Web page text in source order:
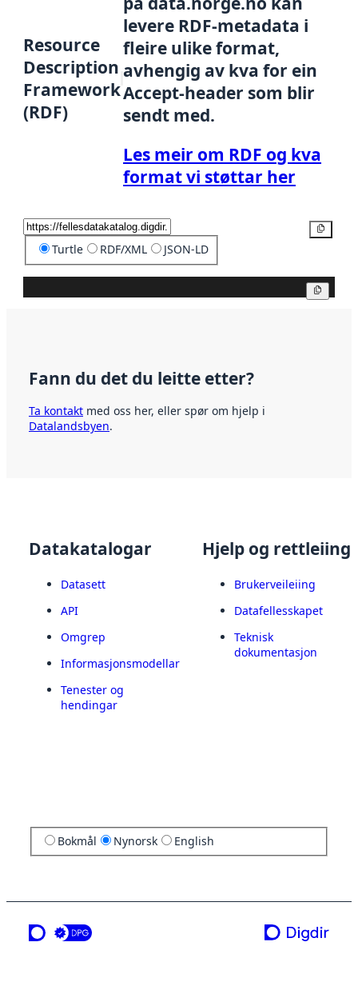
Resource
Description
Framework
(RDF)
levere RDF-metadata i
fleire ulike format,
avhengig av kva for ein
Accept-header som blir
sendt med.
Les meir om RDF og kva
format vi støttar her
Turtle RDF/XML JSON-LD
Fann du det du leitte etter?
Ta kontakt med oss her, eller spør om hjelp i
Datalandsbyen.
Datakatalogar
Datasett
API
Omgrep
Informasjonsmodellar
Tenester og
hendingar
Hjelp og rettleiing
Brukerveileiing
Datafellesskapet
Teknisk
dokumentasjon
Bokmål Nynorsk English